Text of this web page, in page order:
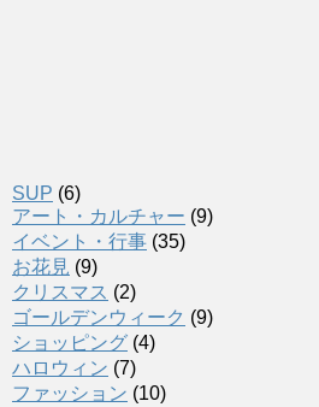
SUP (6)
アート・カルチャー (9)
イベント・行事 (35)
お花見 (9)
クリスマス (2)
ゴールデンウィーク (9)
ショッピング (4)
ハロウィン (7)
ファッション (10)